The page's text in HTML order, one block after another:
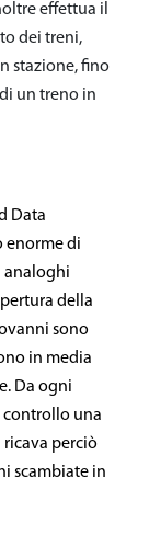
effettua il
dei treni,
stazione, fino
un treno in
Data
enorme di
analoghi
della
sono
in media
Da ogni
una
ricava perciò
scambiate in